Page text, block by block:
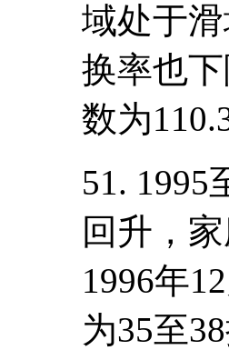
域处于
换率也
数为
51. 1995
回升，
1996年
为35至